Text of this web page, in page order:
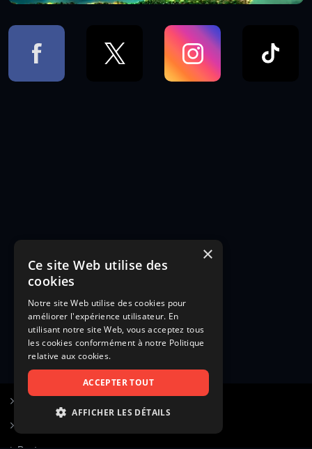
×
Ce site Web utilise des
cookies
Notre site Web utilise des cookies pour
améliorer l'expérience utilisateur. En
utilisant notre site Web, vous acceptez tous
les cookies conformément à notre Politique
relative aux cookies.
ACCEPTER TOUT
AFFICHER LES DÉTAILS